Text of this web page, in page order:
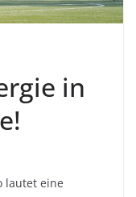
in
lautet eine